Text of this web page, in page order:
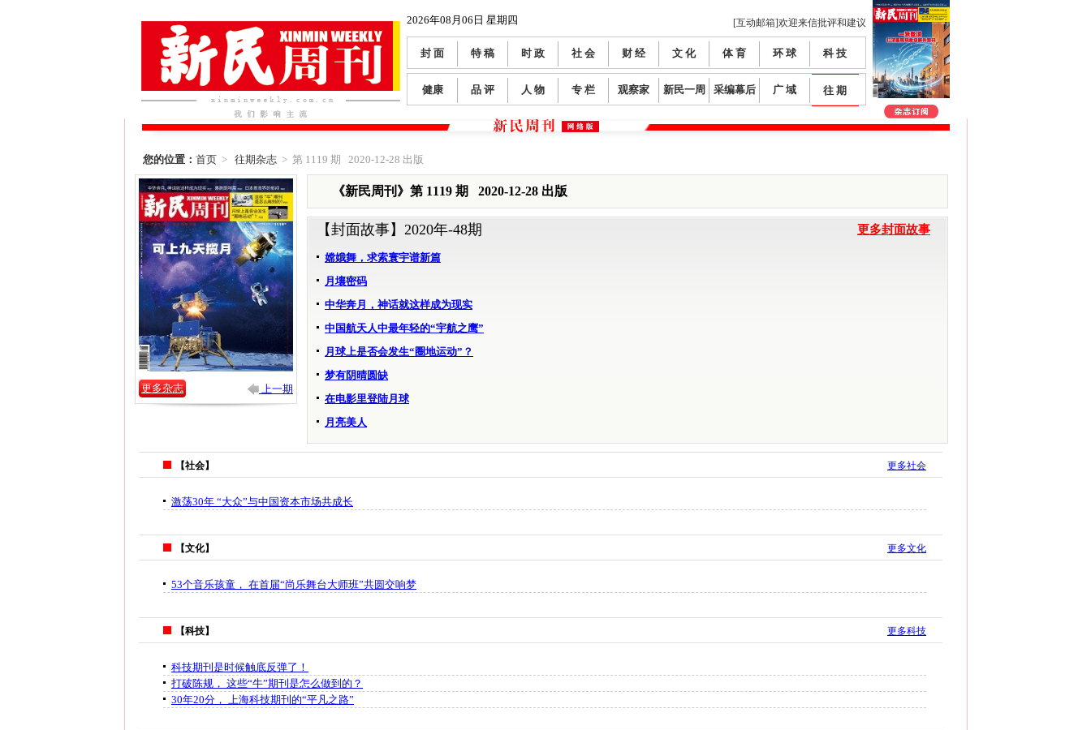
2026年08月06日 星期四 [互动邮箱]欢迎来信批评和建议
封 面 特 稿 时 政 社 会 财 经 文 化 体 育 环 球 科 技
健康 品 评 人 物 专 栏 观察家 新民一周 采编幕后 广 域 往 期
您的位置： 首页 > 往期杂志 > 第 1119 期 2020-12-28 出版
更多杂志 上一期
《新民周刊》第 1119 期 2020-12-28 出版
【封面故事】 2020年-48期 更多封面故事
嫦娥舞，求索寰宇谱新篇
月壤密码
中华奔月，神话就这样成为现实
中国航天人中最年轻的“宇航之鹰”
月球上是否会发生“圈地运动”？
梦有阴晴圆缺
在电影里登陆月球
月亮美人
【社会】 更多社会
激荡30年 “大众”与中国资本市场共成长
【文化】 更多文化
53个音乐孩童， 在首届“尚乐舞台大师班”共圆交响梦
【科技】 更多科技
科技期刊是时候触底反弹了！
打破陈规， 这些“牛”期刊是怎么做到的？
30年20分， 上海科技期刊的“平凡之路”